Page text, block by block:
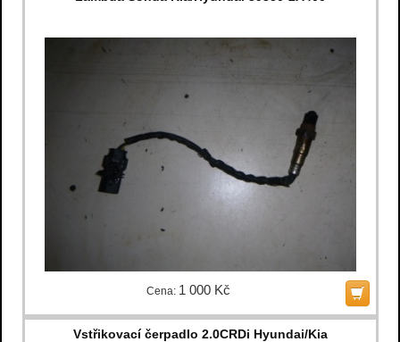
Cena: 1 000 Kč
Vstřikovací čerpadlo 2.0CRDi Hyundai/Kia